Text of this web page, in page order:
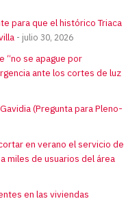
para que el histórico Triaca
julio 30, 2026
“no se apague por
ante los cortes de luz
(Pregunta para Pleno-
en verano el servicio de
miles de usuarios del área
en las viviendas